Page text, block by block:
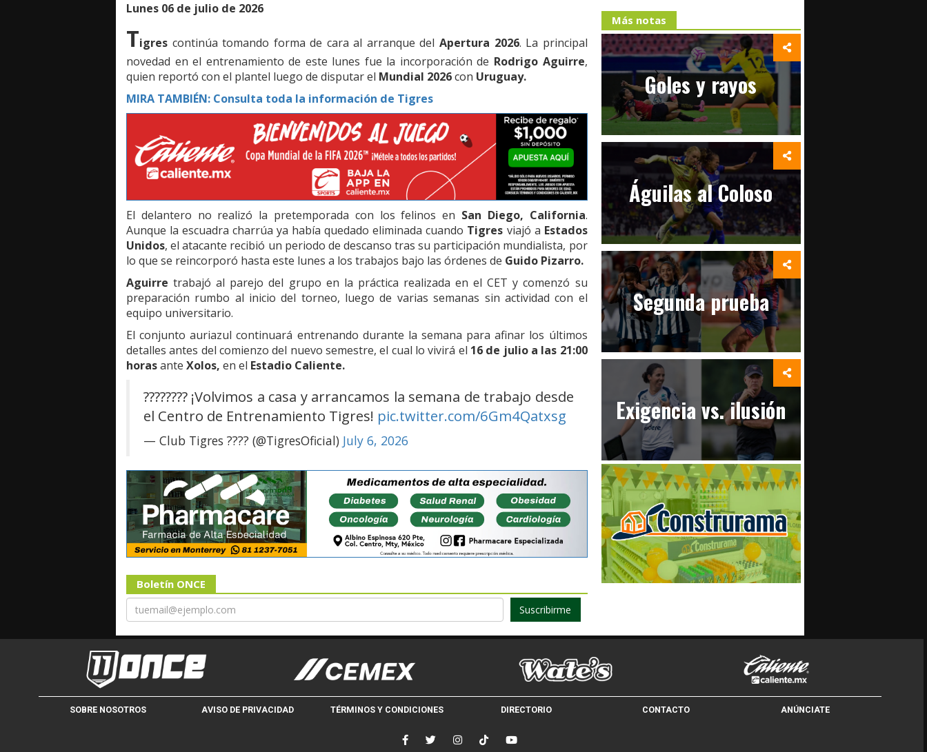
Lunes 06 de julio de 2026
Tigres continúa tomando forma de cara al arranque del Apertura 2026. La principal
novedad en el entrenamiento de este lunes fue la incorporación de Rodrigo Aguirre,
quien reportó con el plantel luego de disputar el Mundial 2026con Uruguay.
MIRA TAMBIÉN: Consulta toda la información de Tigres
El delantero no realizó la pretemporada con los felinos en San Diego, California.
Aunque la escuadra charrúa ya había quedado eliminada cuando Tigres viajó a Estados
Unidos, el atacante recibió un periodo de descanso tras su participación mundialista, por
lo que se reincorporó hasta este lunes a los trabajos bajo las órdenes de Guido Pizarro.
Aguirre trabajó al parejo del grupo en la práctica realizada en el CET y comenzó su
preparación rumbo al inicio del torneo, luego de varias semanas sin actividad con el
equipo universitario.
El conjunto auriazul continuará entrenando durante la semana para afinar los últimos
detalles antes del comienzo del nuevo semestre, el cual lo vivirá el 16 de julio a las 21:00
horasante Xolos, en el Estadio Caliente.
???????? ¡Volvimos a casa y arrancamos la semana de trabajo desde
el Centro de Entrenamiento Tigres! pic.twitter.com/6Gm4Qatxsg
— Club Tigres ???? (@TigresOficial) July 6, 2026
Boletín ONCE
Suscribirme
Más notas
Goles y rayos
Águilas al Coloso
Segunda prueba
Exigencia vs. ilusión
SOBRE NOSOTROS AVISO DE PRIVACIDAD TÉRMINOS Y CONDICIONES DIRECTORIO CONTACTO ANÚNCIATE